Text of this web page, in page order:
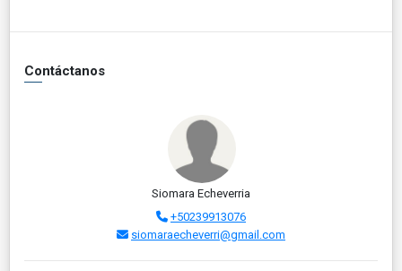
Contáctanos
Siomara Echeverria
+50239913076
siomaraecheverri@gmail.com